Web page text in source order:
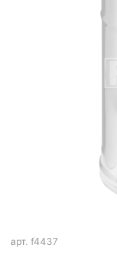
арт. f4437